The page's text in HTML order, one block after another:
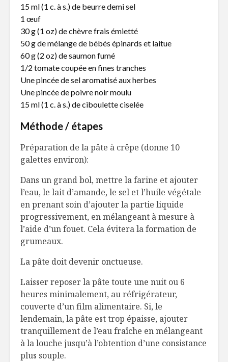
15 ml (1 c. à s.) de beurre demi sel
1 œuf
30 g (1 oz) de chèvre frais émietté
50 g de mélange de bébés épinards et laitue
60 g (2 oz) de saumon fumé
1/2 tomate coupée en fines tranches
Une pincée de sel aromatisé aux herbes
Une pincée de poivre noir moulu
15 ml (1 c. à s.) de ciboulette ciselée
Méthode / étapes
Préparation de la pâte à crêpe (donne 10
galettes environ):
Dans un grand bol, mettre la farine et ajouter
l’eau, le lait d’amande, le sel et l’huile végétale
en prenant soin d’ajouter la partie liquide
progressivement, en mélangeant à mesure à
l’aide d’un fouet. Cela évitera la formation de
grumeaux.
La pâte doit devenir onctueuse.
Laisser reposer la pâte toute une nuit ou 6
heures minimalement, au réfrigérateur,
couverte d’un film alimentaire. Si, le
lendemain, la pâte est trop épaisse, ajouter
tranquillement de l’eau fraîche en mélangeant
à la louche jusqu’à l’obtention d’une consistance
plus souple.
varier les lunchs
5 trucs pour
préserver la vie de
vos fines herbes
Des margarines
génération